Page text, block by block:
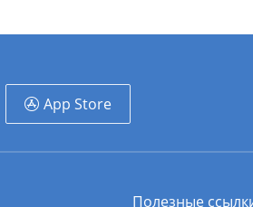
App Store
Полезные